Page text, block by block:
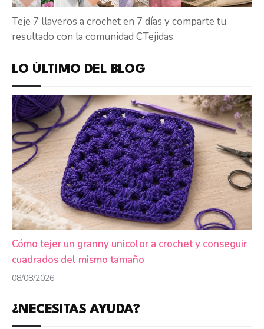
Teje 7 llaveros a crochet en 7 días y comparte tu
resultado con la comunidad CTejidas.
LO ÚLTIMO DEL BLOG
Cómo tejer un granny unicolor a crochet y conseguir
cuadrados del mismo tamaño
08/08/2026
¿NECESITAS AYUDA?